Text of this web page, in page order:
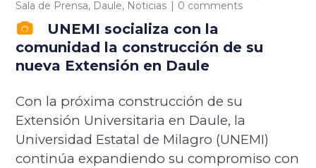
Sala de Prensa, Daule, Noticias 0 comments
UNEMI socializa con la
comunidad la construcción de su
nueva Extensión en Daule
Con la próxima construcción de su
Extensión Universitaria en Daule, la
Universidad Estatal de Milagro (UNEMI)
continúa expandiendo su compromiso con